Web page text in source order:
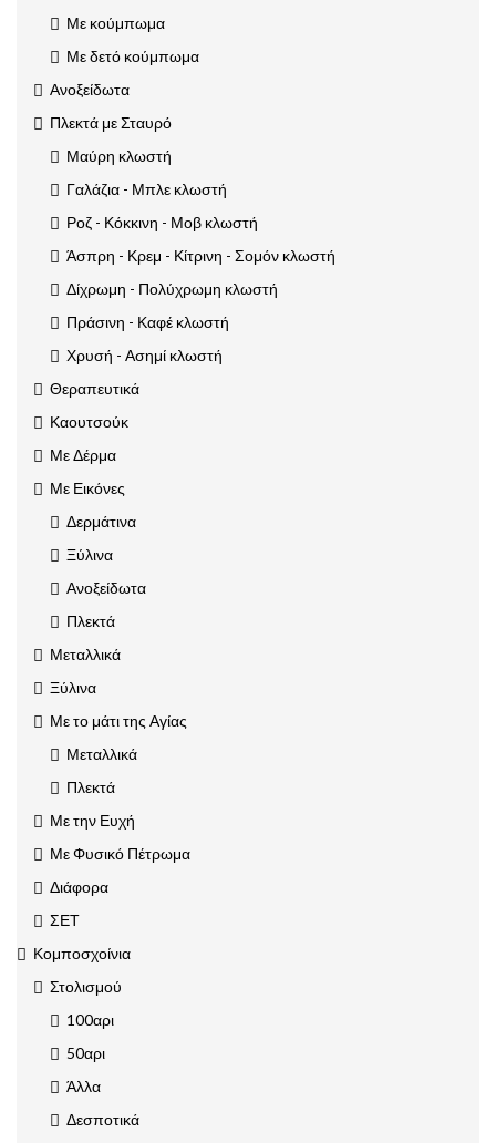
Με κούμπωμα
Με δετό κούμπωμα
Ανοξείδωτα
Πλεκτά με Σταυρό
Μαύρη κλωστή
Γαλάζια - Μπλε κλωστή
Ροζ - Κόκκινη - Μοβ κλωστή
Άσπρη - Κρεμ - Κίτρινη - Σομόν κλωστή
Δίχρωμη - Πολύχρωμη κλωστή
Πράσινη - Καφέ κλωστή
Χρυσή - Ασημί κλωστή
Θεραπευτικά
Καουτσούκ
Με Δέρμα
Με Εικόνες
Δερμάτινα
Ξύλινα
Ανοξείδωτα
Πλεκτά
Μεταλλικά
Ξύλινα
Με το μάτι της Αγίας
Μεταλλικά
Πλεκτά
Με την Ευχή
Με Φυσικό Πέτρωμα
Διάφορα
ΣΕΤ
Κομποσχοίνια
Στολισμού
100αρι
50αρι
Άλλα
Δεσποτικά